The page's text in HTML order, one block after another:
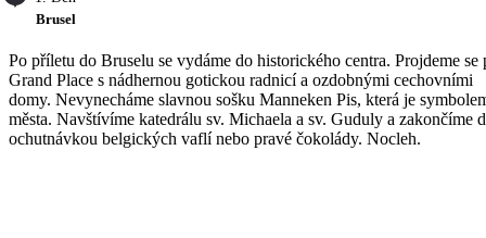
Brusel
Po příletu do Bruselu se vydáme do historického centra. Projdeme se
Grand Place s nádhernou gotickou radnicí a ozdobnými cechovními
domy. Nevynecháme slavnou sošku Manneken Pis, která je
města. Navštívíme katedrálu sv. Michaela a sv. Guduly a zakončíme
ochutnávkou belgických vaflí nebo pravé čokolády. Nocleh.